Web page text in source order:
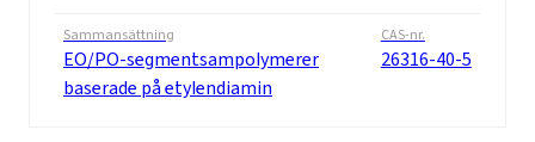
Sammansättning
EO/PO-segmentsampolymerer
baserade på etylendiamin
CAS-nr.
26316-40-5